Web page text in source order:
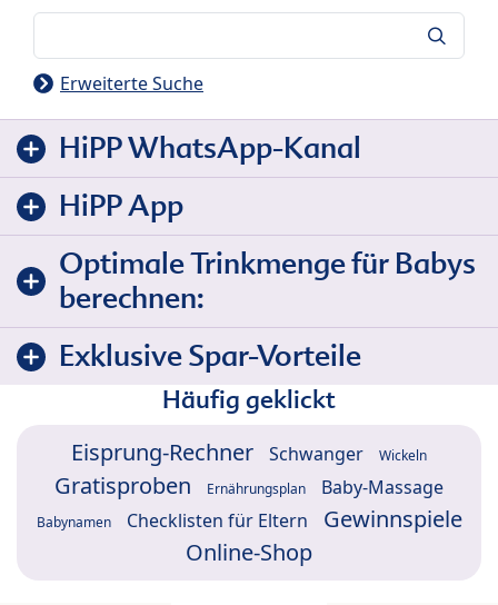
Erweiterte Suche
HiPP WhatsApp-Kanal
HiPP App
Optimale Trinkmenge für Babys
berechnen:
Exklusive Spar-Vorteile
Häufig geklickt
Eisprung-Rechner Schwanger Wickeln
Gratisproben Ernährungsplan Baby-Massage
Babynamen Checklisten für Eltern
Gewinnspiele
Online-Shop